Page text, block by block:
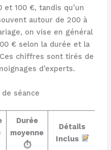
100 €, tandis qu’un
autour de 200 à
on vise en général
€ selon la durée et la
chiffres sont tirés de
d’experts.
séance
Durée
moyenne
⏱
Détails
Inclus